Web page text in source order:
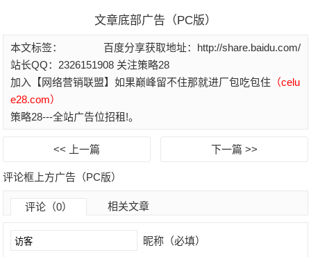
文章底部广告（PC版）
百度分享获取地址：http://share.baidu.com/
本文标签：
站长QQ：2326151908 关注策略28
加入【网络营销联盟】如果巅峰留不住那就进厂包吃包住 （celu
e28.com）
策略28---全站广告位招租!。
<< 上一篇 下一篇 >>
评论框上方广告（PC版）
评论（0） 相关文章
昵称（必填）